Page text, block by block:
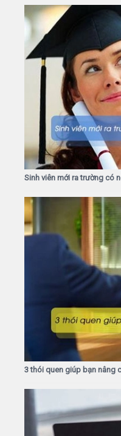
Sinh viên mới ra trường có
3 thói quen giúp bạn nâng